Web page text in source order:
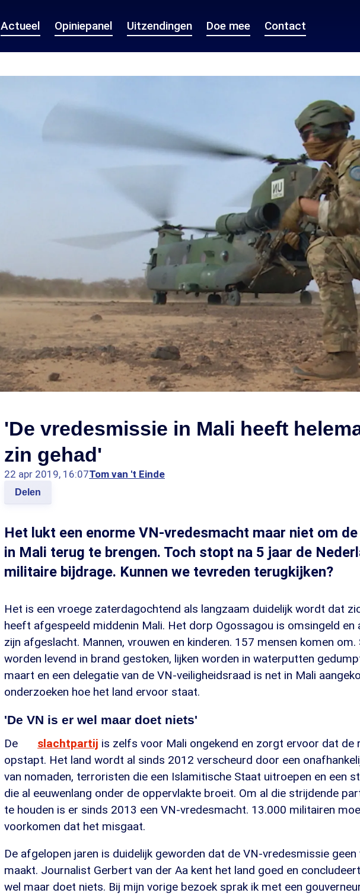
Actueel Opiniepanel Uitzendingen Doe mee Contact
'De vredesmissie in Mali heeft
zin gehad'
22 apr 2019, 16:07Tom van 't Einde
Delen
Het lukt een enorme VN-vredesmacht maar niet om de
in Mali terug te brengen. Toch stopt na 5 jaar de
militaire bijdrage. Kunnen we tevreden terugkijken?
Het is een vroege zaterdagochtend als langzaam duidelijk wordt dat
heeft afgespeeld middenin Mali. Het dorp Ogossagou is omsingeld en
zijn afgeslacht. Mannen, vrouwen en kinderen. 157 mensen komen om.
worden levend in brand gestoken, lijken worden in waterputten
maart en een delegatie van de VN-veiligheidsraad is net in Mali
onderzoeken hoe het land ervoor staat.
'De VN is er wel maar doet niets'
De
slachtpartij is zelfs voor Mali ongekend en zorgt ervoor dat de
opstapt. Het land wordt al sinds 2012 verscheurd door een
van nomaden, terroristen die een Islamitische Staat uitroepen en een
die al eeuwenlang onder de oppervlakte broeit. Om al die strijdende
te houden is er sinds 2013 een VN-vredesmacht. 13.000 militairen
voorkomen dat het misgaat.
De afgelopen jaren is duidelijk geworden dat de VN-vredesmissie geen
maakt. Journalist Gerbert van der Aa kent het land goed en
wel maar doet niets. Bij mijn vorige bezoek sprak ik met een